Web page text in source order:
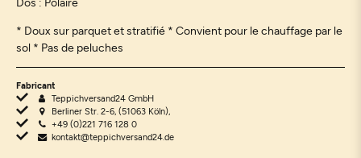
* Doux sur parquet et stratifié * Convient pour le chauffage par le
sol * Pas de peluches
Fabricant
Teppichversand24 GmbH
Berliner Str. 2-6, (51063 Köln),
+49 (0)221 716 128 0
kontakt@teppichversand24.de